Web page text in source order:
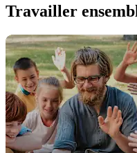
Travailler